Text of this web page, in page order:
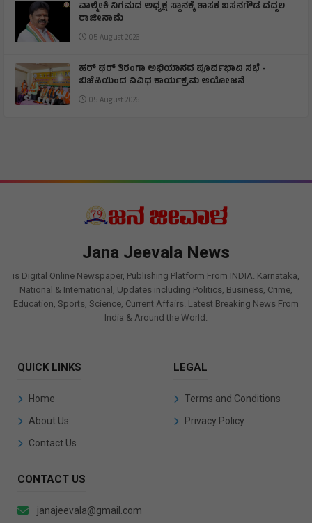
ವಾಲ್ಮೀಕಿ ನಿಗಮದ ಅಧ್ಯಕ್ಷ ಸ್ಥಾನಕ್ಕೆ ಶಾಸಕ ಬಸನಗೌಡ ದದ್ದಲ
ರಾಜೀನಾಮೆ
05 August 2026
ಹರ್ ಘರ್ ತಿರಂಗಾ ಅಭಿಯಾನದ ಪೂರ್ವಭಾವಿ ಸಭೆ -
ಬಿಜೆಪಿಯಿಂದ ವಿವಿಧ ಕಾರ್ಯಕ್ರಮ ಆಯೋಜನೆ
05 August 2026
Jana Jeevala News
is Digital Online Newspaper, Publishing Platform From INDIA. Karnataka,
National & International, Updates including Politics, Business, Crime,
Education, Sports, Science, Current Affairs. Latest Breaking News From
India & Around the World.
QUICK LINKS
Home
About Us
Contact Us
LEGAL
Terms and Conditions
Privacy Policy
CONTACT US
janajeevala@gmail.com